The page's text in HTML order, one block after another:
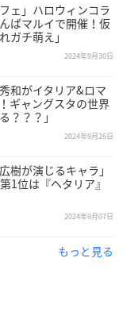
いたします。
ざいます。
くことはご遠慮く
ル抽選入場は整理
します。整理券配布
ェ」ハロウィンコラ
ばマルイで開催！仮
ガチ萌え」
2024年9月30日
和がイタリア&ロマ
ギャングスタの世界
？？？」
2024年9月26日
樹が演じるキャラ」
1位は『ヘタリア』
2024年9月07日
もっと見る